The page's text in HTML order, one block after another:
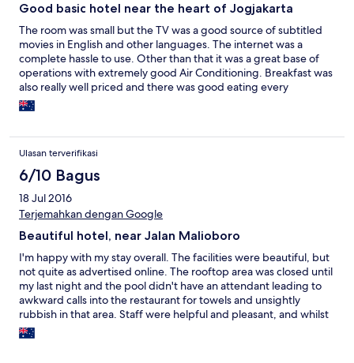
Good basic hotel near the heart of Jogjakarta
The room was small but the TV was a good source of subtitled
movies in English and other languages. The internet was a
complete hassle to use. Other than that it was a great base of
operations with extremely good Air Conditioning. Breakfast was
also really well priced and there was good eating every
morning. Atmo (the Chef) introduced us to some of the local
dishes like Nasi Pecel (Rice with vegetables in peanut sauce) and
was extremely good.
Ulasan terverifikasi
6/10 Bagus
18 Jul 2016
Terjemahkan dengan Google
Beautiful hotel, near Jalan Malioboro
I'm happy with my stay overall. The facilities were beautiful, but
not quite as advertised online. The rooftop area was closed until
my last night and the pool didn't have an attendant leading to
awkward calls into the restaurant for towels and unsightly
rubbish in that area. Staff were helpful and pleasant, and whilst
not anticipating needs, were able to respond quickly to
requests. Food was okay- the fried chicken was delicious, but